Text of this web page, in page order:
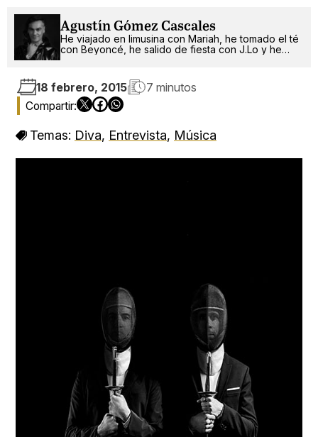
Agustín Gómez Cascales
He viajado en limusina con Mariah, he tomado el té
con Beyoncé, he salido de fiesta con J.Lo y he
18 febrero, 2015 7 minutos
Temas: Diva, Entrevista, Música